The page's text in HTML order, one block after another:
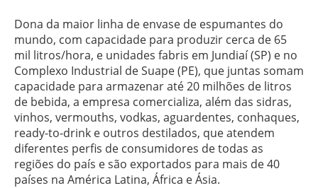
Dona da maior linha de envase de espumantes do
mundo, com capacidade para produzir cerca de 65
mil litros/hora, e unidades fabris em Jundiaí (SP) e no
Complexo Industrial de Suape (PE), que juntas somam
capacidade para armazenar até 20 milhões de litros
de bebida, a empresa comercializa, além das sidras,
vinhos, vermouths, vodkas, aguardentes, conhaques,
ready-to-drink e outros destilados, que atendem
diferentes perfis de consumidores de todas as
regiões do país e são exportados para mais de 40
países na América Latina, África e Ásia.